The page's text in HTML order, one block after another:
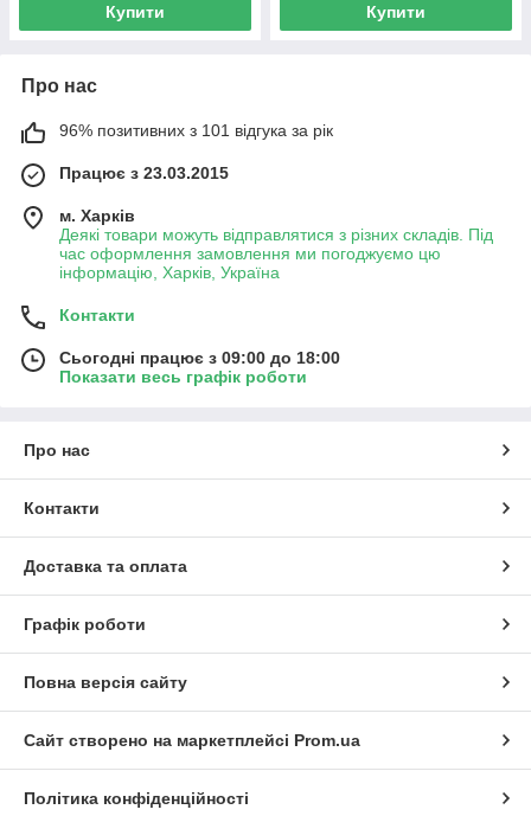
Купити Купити
Про нас
96% позитивних з 101 відгука за рік
Працює з 23.03.2015
м. Харків
Деякі товари можуть відправлятися з різних складів. Під
час оформлення замовлення ми погоджуємо цю
інформацію, Харків, Україна
Контакти
Сьогодні працює з 09:00 до 18:00
Показати весь графік роботи
Про нас
Контакти
Доставка та оплата
Графік роботи
Повна версія сайту
Сайт створено на маркетплейсі Prom.ua
Політика конфіденційності